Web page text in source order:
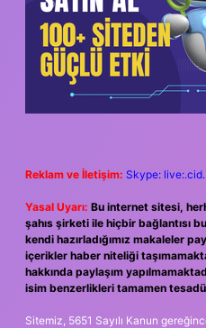
Reklam ve İletişim: Skype:
Yasal Uyarı: Bu internet sitesi,
şahıs şirketi ile hiçbir bağlantısı
kendi hazırladığımız makaleler
içerikler haber niteliği
hakkında paylaşım
isim benzerlikleri tamamen
Sitemiz, 5651 Sayılı Kanun